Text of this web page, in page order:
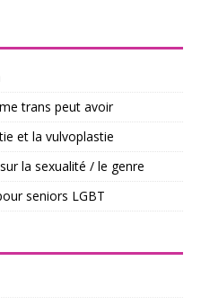
trans peut avoir
et la vulvoplastie
la sexualité / le genre
seniors LGBT